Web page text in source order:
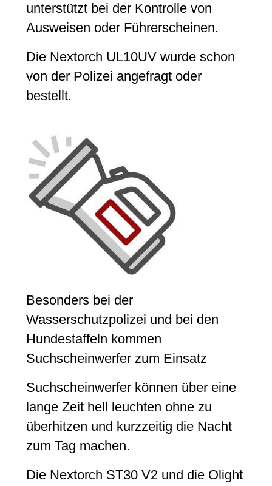
unterstützt bei der Kontrolle von
Ausweisen oder Führerscheinen.
Die Nextorch UL10UV wurde schon
von der Polizei angefragt oder
bestellt.
Besonders bei der
Wasserschutzpolizei und bei den
Hundestaffeln kommen
Suchscheinwerfer zum Einsatz
Suchscheinwerfer können über eine
lange Zeit hell leuchten ohne zu
überhitzen und kurzzeitig die Nacht
zum Tag machen.
Die Nextorch ST30 V2 und die Olight